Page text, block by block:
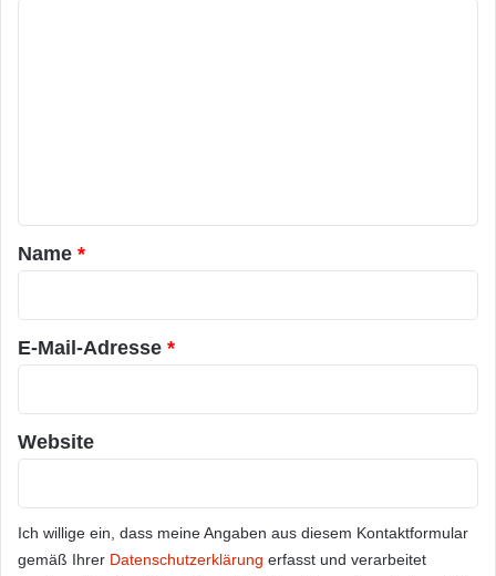
a
r
*
Name *
E-Mail-Adresse *
Website
Ich willige ein, dass meine Angaben aus diesem Kontaktformular
gemäß Ihrer Datenschutzerklärung erfasst und verarbeitet